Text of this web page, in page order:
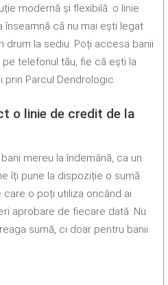
modernă și flexibilă: o linie
înseamnă că nu mai ești legat
drum la sediu. Poți accesa banii
telefonul tău, fie că ești la
prin Parcul Dendrologic.
o linie de credit de la
mereu la îndemână, ca un
îți pune la dispoziție o sumă
o poți utiliza oricând ai
aprobare de fiecare dată. Nu
sumă, ci doar pentru banii